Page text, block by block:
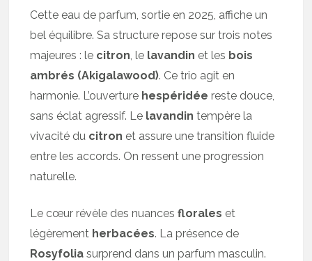
Cette eau de parfum, sortie en 2025, affiche un
bel équilibre. Sa structure repose sur trois notes
majeures : le citron , le lavandin et les bois
ambrés (Akigalawood). Ce trio agit en
harmonie. L’ouverture hespéridée reste douce,
sans éclat agressif. Le lavandin tempère la
vivacité du citron et assure une transition fluide
entre les accords. On ressent une progression
naturelle.
Le cœur révèle des nuancesflorales et
légèrement herbacées. La présence de
Rosyfolia surprend dans un parfum masculin.